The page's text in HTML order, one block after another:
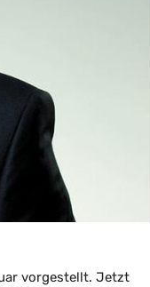
vorgestellt. Jetzt